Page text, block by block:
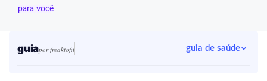
para você
guiapor freaktofit guia de saúde